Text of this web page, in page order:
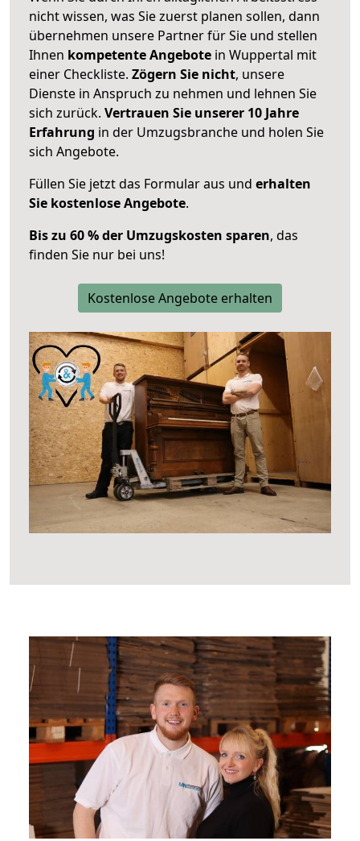
nicht wissen, was Sie zuerst planen sollen, dann
übernehmen unsere Partner für Sie und stellen
Ihnen kompetente Angebote in Wuppertal mit
einer Checkliste. Zögern Sie nicht, unsere
Dienste in Anspruch zu nehmen und lehnen Sie
sich zurück. Vertrauen Sie unserer 10 Jahre
Erfahrung in der Umzugsbranche und holen Sie
sich Angebote.
Füllen Sie jetzt das Formular aus und erhalten
Sie kostenlose Angebote.
Bis zu 60 % der Umzugskosten sparen, das
finden Sie nur bei uns!
Kostenlose Angebote erhalten